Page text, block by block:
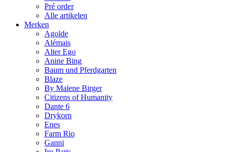
Pré order
Alle artikelen
Merken
Agolde
Alémais
Alter Ego
Anine Bing
Baum und Pferdgarten
Blaze
By Malene Birger
Citizens of Humanity
Dante 6
Drykorn
Enes
Farm Rio
Ganni